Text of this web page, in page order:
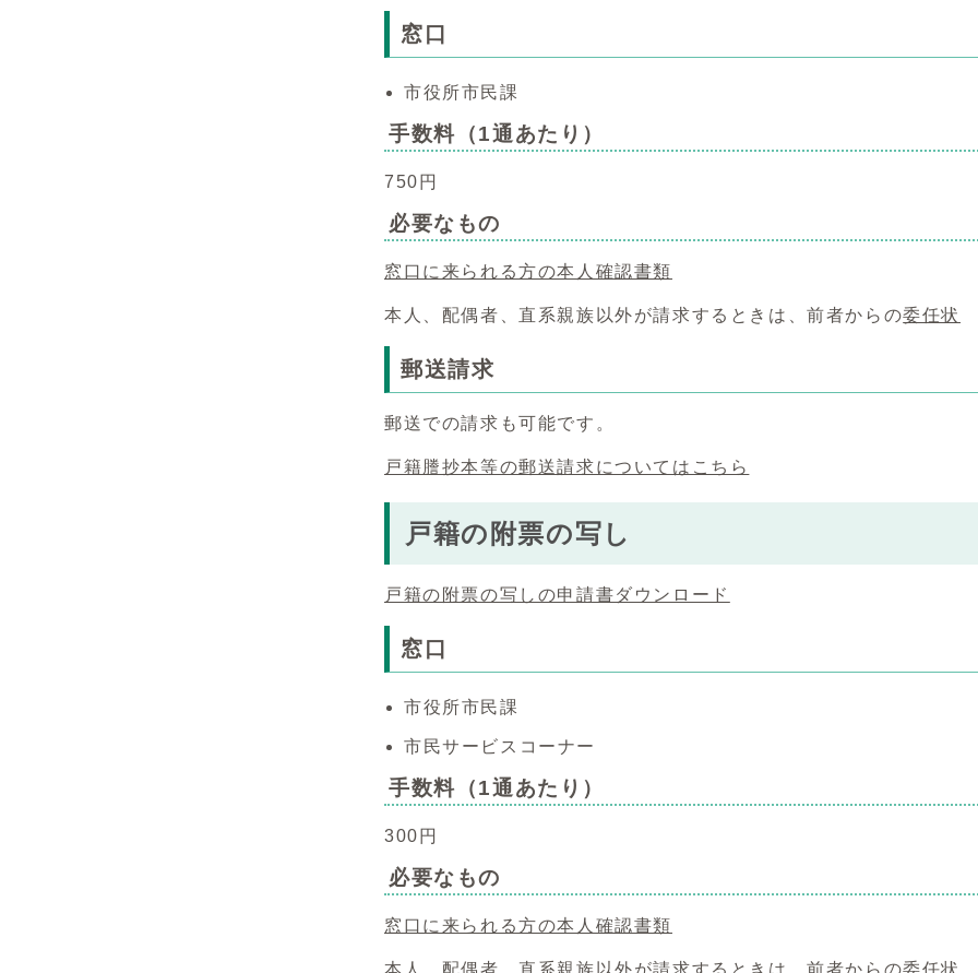
窓口
市役所市民課
手数料（1通あたり）
750円
必要なもの
窓口に来られる方の本人確認書類
本人、配偶者、直系親族以外が請求するときは、前者からの委任状
郵送請求
郵送での請求も可能です。
戸籍謄抄本等の郵送請求についてはこちら
戸籍の附票の写し
戸籍の附票の写しの申請書ダウンロード
窓口
市役所市民課
市民サービスコーナー
手数料（1通あたり）
300円
必要なもの
窓口に来られる方の本人確認書類
本人、配偶者、直系親族以外が請求するときは、前者からの委任状